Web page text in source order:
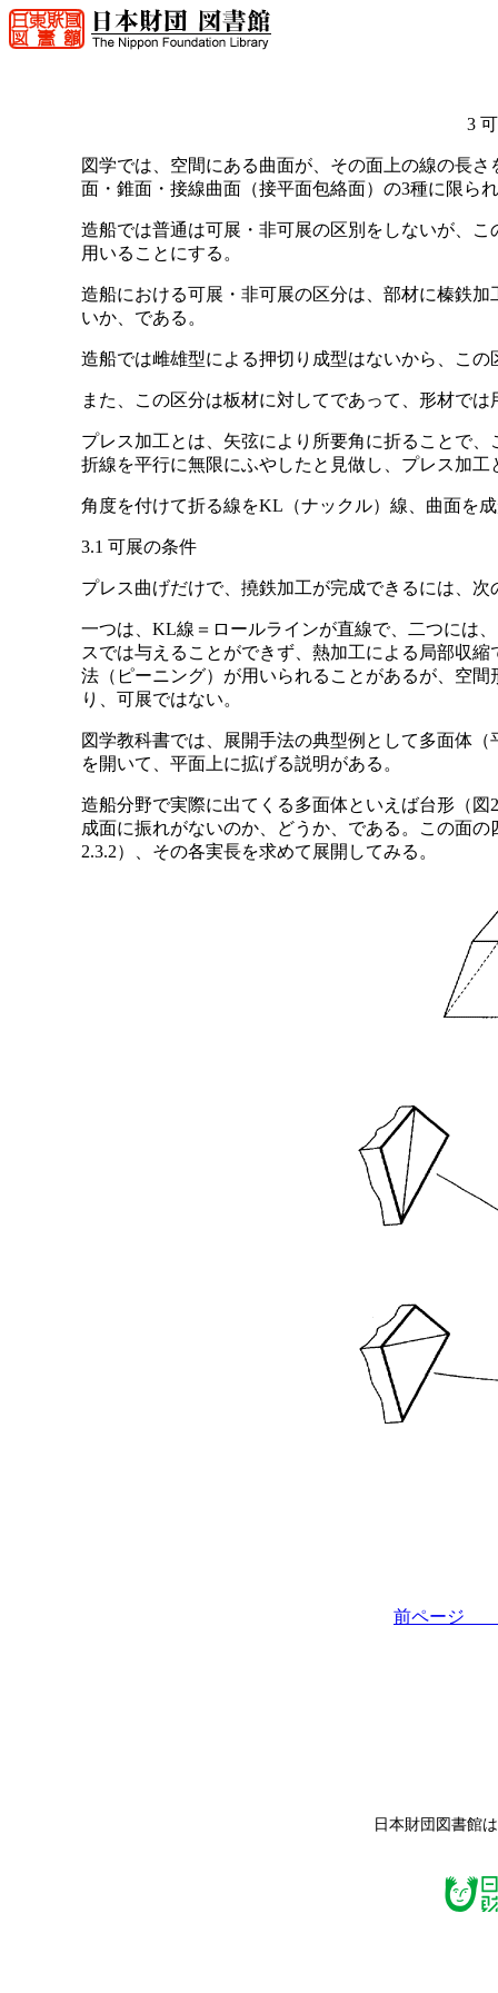
3
図学では、空間にある曲面が、その面上の線の長
面・錐面・接線曲面（接平面包絡面）の3種に限ら
造船では普通は可展・非可展の区別をしないが、
用いることにする。
造船における可展・非可展の区分は、部材に榛鉄
いか、である。
造船では雌雄型による押切り成型はないから、こ
また、この区分は板材に対してであって、形材では
プレス加工とは、矢弦により所要角に折ることで
折線を平行に無限にふやしたと見做し、プレス加工
角度を付けて折る線をKL（ナックル）線、曲面を
3.1 可展の条件
プレス曲げだけで、撓鉄加工が完成できるには、
一つは、KL線＝ロールラインが直線で、二つには
スでは与えることができず、熱加工による局部収
法（ピーニング）が用いられることがあるが、空
り、可展ではない。
図学教科書では、展開手法の典型例として多面体
を開いて、平面上に拡げる説明がある。
造船分野で実際に出てくる多面体といえば台形（
成面に振れがないのか、どうか、である。この面
2.3.2）、その各実長を求めて展開してみる。
前ペー
日本財団図書館